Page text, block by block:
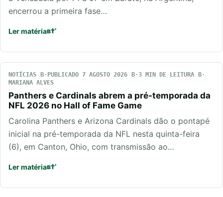
encerrou a primeira fase…
Ler matéria
NOTÍCIAS PUBLICADO 7 AGOSTO 2026
3 MIN DE LEITURA
MARIANA ALVES
Panthers e Cardinals abrem a pré-temporada da
NFL 2026 no Hall of Fame Game
Carolina Panthers e Arizona Cardinals dão o pontapé
inicial na pré-temporada da NFL nesta quinta-feira
(6), em Canton, Ohio, com transmissão ao…
Ler matéria